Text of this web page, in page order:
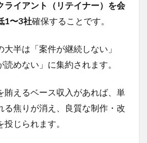
ライアント（リテイナー）を会
1〜3社確保することです。
半は「案件が継続しない」
読めない」に集約されます。
賄えるベース収入があれば、単
る焦りが消え、良質な制作・改
じられます。